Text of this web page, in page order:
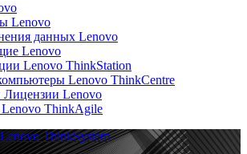
Lenovo
данных Lenovo
Lenovo
Lenovo ThinkStation
Lenovo ThinkCentre
Lenovo
ThinkAgile
ThinkSystem